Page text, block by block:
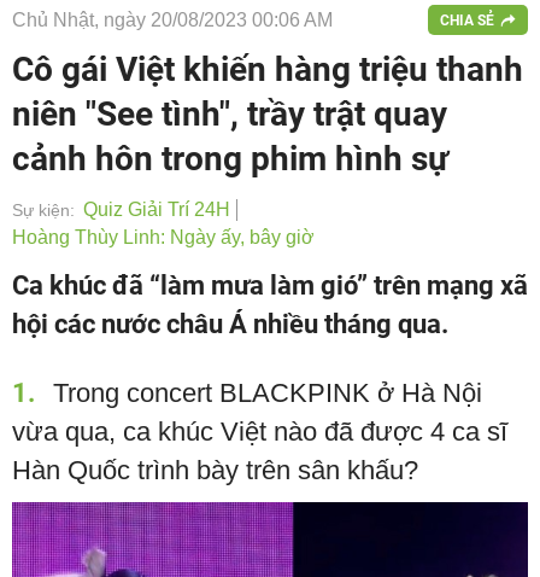
Chủ Nhật, ngày 20/08/2023 00:06 AM CHIA SẺ
Cô gái Việt khiến hàng triệu thanh
niên "See tình", trầy trật quay
cảnh hôn trong phim hình sự
Sự kiện: Quiz Giải Trí 24H
Hoàng Thùy Linh: Ngày ấy, bây giờ
Ca khúc đã “làm mưa làm gió” trên mạng xã
hội các nước châu Á nhiều tháng qua.
1
Trong concert BLACKPINK ở Hà Nội
vừa qua, ca khúc Việt nào đã được 4 ca sĩ
Hàn Quốc trình bày trên sân khấu?